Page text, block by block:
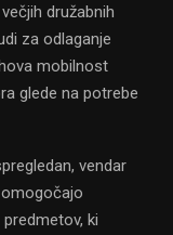
družabnih
za odlaganje
mobilnost
glede na potrebe
vendar
ki